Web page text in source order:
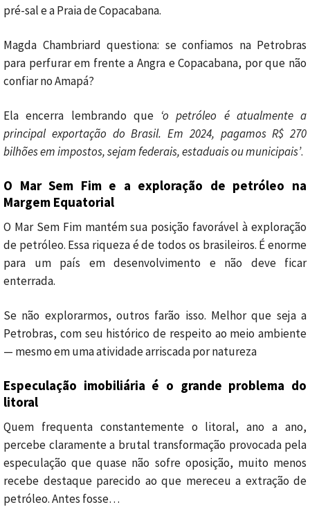
pré-sal e a Praia de Copacabana.
Magda Chambriard questiona: se confiamos na Petrobras
para perfurar em frente a Angra e Copacabana, por que não
confiar no Amapá?
Ela encerra lembrando que ‘o petróleo é atualmente a
principal exportação do Brasil. Em 2024, pagamos R$ 270
bilhões em impostos, sejam federais, estaduais ou municipais’.
O Mar Sem Fim e a exploração de petróleo na
Margem Equatorial
O Mar Sem Fim mantém sua posição favorável à exploração
de petróleo. Essa riqueza é de todos os brasileiros. É enorme
para um país em desenvolvimento e não deve ficar
enterrada.
Se não explorarmos, outros farão isso. Melhor que seja a
Petrobras, com seu histórico de respeito ao meio ambiente
— mesmo em uma atividade arriscada por natureza
Especulação imobiliária é o grande problema do
litoral
Quem frequenta constantemente o litoral, ano a ano,
percebe claramente a brutal transformação provocada pela
especulação que quase não sofre oposição, muito menos
recebe destaque parecido ao que mereceu a extração de
petróleo. Antes fosse…